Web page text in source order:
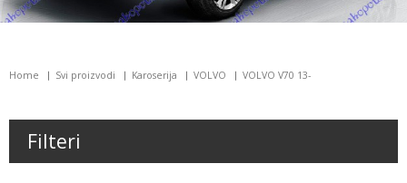
Home Svi proizvodi Karoserija VOLVO VOLVO V70 13-
Filteri